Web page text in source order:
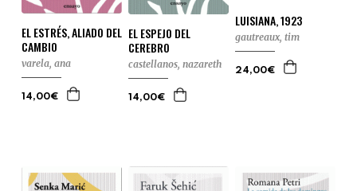
EL ESTRÉS, ALIADO DEL
CAMBIO
varela, ana
14,00€
EL ESPEJO DEL
CEREBRO
castellanos, nazareth
14,00€
LUISIANA, 1923
gautreaux, tim
24,00€